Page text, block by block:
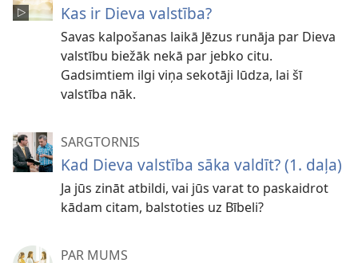
Kas ir Dieva valstība?
Savas kalpošanas laikā Jēzus runāja par Dieva
valstību biežāk nekā par jebko citu.
Gadsimtiem ilgi viņa sekotāji lūdza, lai šī
valstība nāk.
SARGTORNIS
Kad Dieva valstība sāka valdīt? (1. daļa)
Ja jūs zināt atbildi, vai jūs varat to paskaidrot
kādam citam, balstoties uz Bībeli?
PAR MUMS